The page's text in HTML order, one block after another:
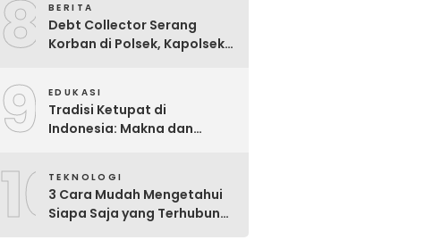
8 BERITA
Debt Collector Serang
Korban di Polsek, Kapolsek
9 EDUKASI
Tradisi Ketupat di
Indonesia: Makna dan
10TEKNOLOGI
3 Cara Mudah Mengetahui
Siapa Saja yang Terhubung